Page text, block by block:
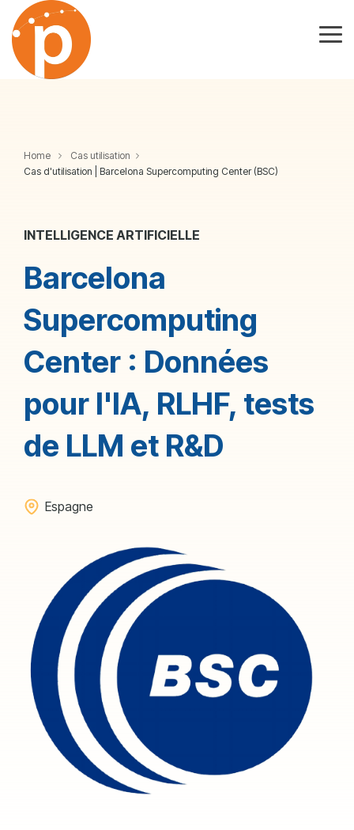
Skip
the
main
content.
Home
Cas utilisation
Cas d'utilisation | Barcelona Supercomputing Center (BSC)
INTELLIGENCE ARTIFICIELLE
Barcelona
Supercomputing
Center : Données
pour l'IA, RLHF, tests
de LLM et R&D
Espagne